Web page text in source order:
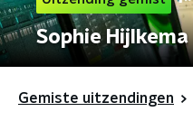
Sophie Hijlkema
Gemiste uitzendingen